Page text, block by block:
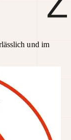
und im